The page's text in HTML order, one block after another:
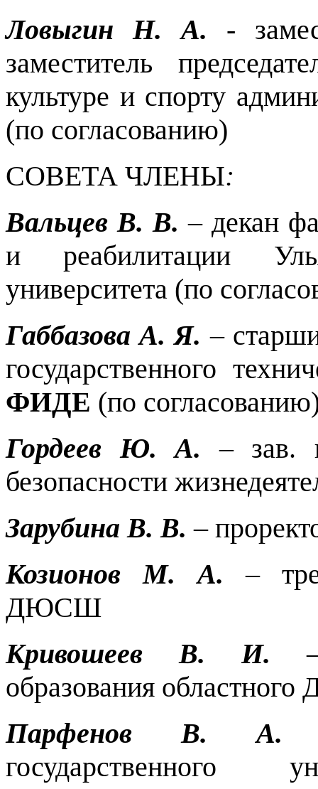
Ловыгин Н. А. -
заместитель
культуре и спорту
(по согласованию)
СОВЕТА ЧЛЕНЫ:
Вальцев В. В. – декан
и реабилитации
университета (по
Габбазова А. Я. –
государственного
ФИДЕ (по
Гордеев Ю. А. – зав.
безопасности
Зарубина В. В. –
Козионов М. А. –
ДЮСШ
Кривошеев В. И. –
образования областного
Парфенов В. А.
государственного